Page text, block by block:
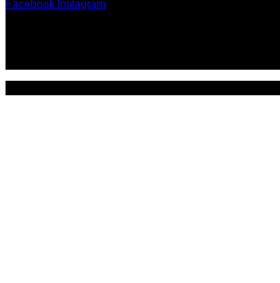
Facebook Instagram